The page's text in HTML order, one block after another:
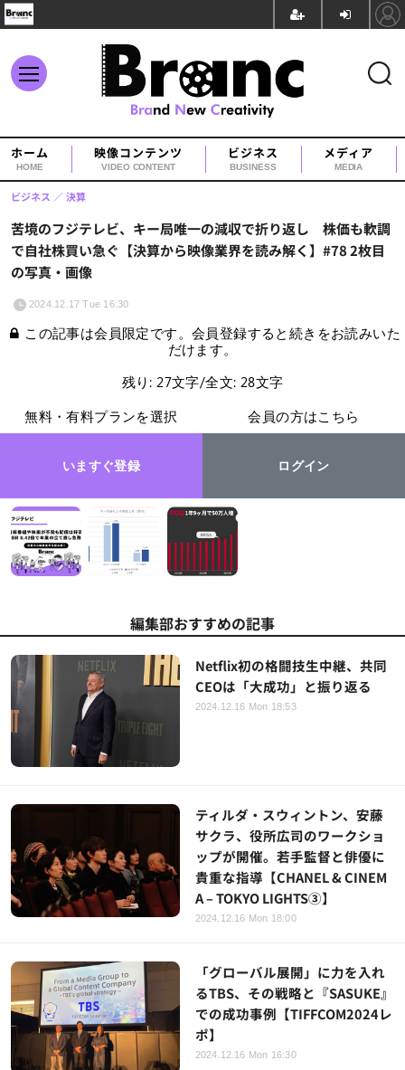
ホーム
HOME
映像コンテンツ
VIDEO CONTENT
ビジネス
BUSINESS
メディア
MEDIA
苦境のフジテレビ、キー局唯一の減収で折り返し 株価も軟調
で自社株買い急ぐ【決算から映像業界を読み解く】#78 2枚目
の写真・画像
ビジネス 決算
2024.12.17 Tue 16:30
この記事は会員限定です。会員登録すると続きをお読みいた
だけます。
残り: 27文字/全文: 28文字
無料・有料プランを選択
いますぐ登録
会員の方はこちら
ログイン
編集部おすすめの記事
Netflix初の格闘技生中継、共同
CEOは「大成功」と振り返る
2024.12.16 Mon 18:53
ティルダ・スウィントン、安藤
サクラ、役所広司のワークショ
ップが開催。若手監督と俳優に
貴重な指導【CHANEL & CINEM
A – TOKYO LIGHTS③】
2024.12.16 Mon 18:00
「グローバル展開」に力を入れ
るTBS、その戦略と『SASUKE』
での成功事例【TIFFCOM2024レ
ポ】
2024.12.16 Mon 16:30